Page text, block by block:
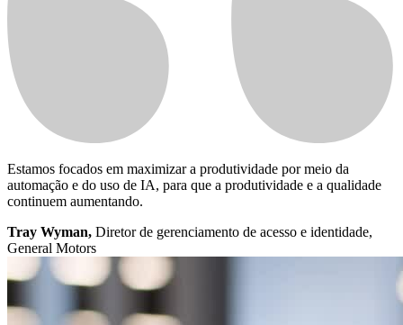
Estamos focados em maximizar a produtividade por meio da
automação e do uso de IA, para que a produtividade e a qualidade
continuem aumentando.
Tray Wyman, Diretor de gerenciamento de acesso e identidade,
General Motors